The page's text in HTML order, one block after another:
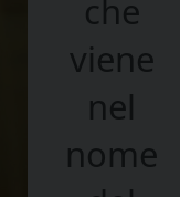
che
viene
nel
nome